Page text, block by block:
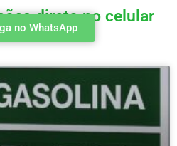
direto no celular
no WhatsApp